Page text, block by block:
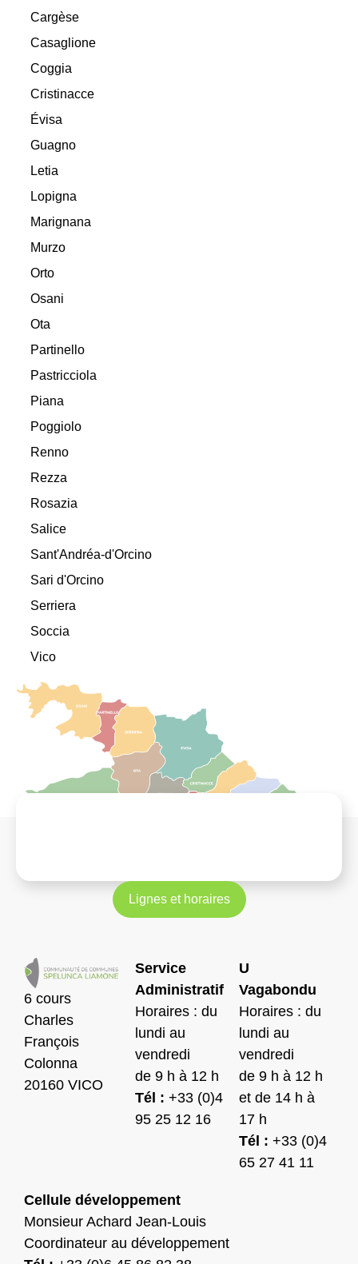
Cargèse
Casaglione
Coggia
Cristinacce
Évisa
Guagno
Letia
Lopigna
Marignana
Murzo
Orto
Osani
Ota
Partinello
Pastricciola
Piana
Poggiolo
Renno
Rezza
Rosazia
Salice
Sant'Andréa-d'Orcino
Sari d'Orcino
Serriera
Soccia
Vico
Lignes et horaires
6 cours
Charles
François
Colonna
20160 VICO
Service
Administratif
Horaires : du
lundi au
vendredi
de 9 h à 12 h
Tél : +33 (0)4
95 25 12 16
U
Vagabondu
Horaires : du
lundi au
vendredi
de 9 h à 12 h
et de 14 h à
17 h
Tél : +33 (0)4
65 27 41 11
Cellule développement
Monsieur Achard Jean-Louis
Coordinateur au développement